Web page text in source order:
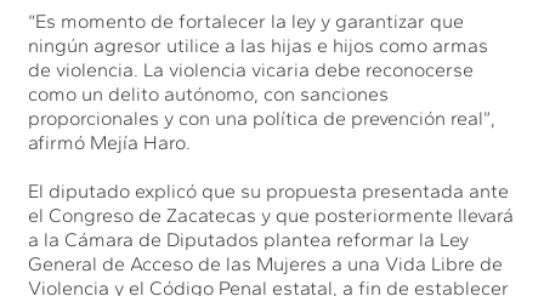
“Es momento de fortalecer la ley y garantizar que
ningún agresor utilice a las hijas e hijos como armas
de violencia. La violencia vicaria debe reconocerse
como un delito autónomo, con sanciones
proporcionales y con una política de prevención real”,
afirmó Mejía Haro.
El diputado explicó que su propuesta presentada ante
el Congreso de Zacatecas y que posteriormente llevará
a la Cámara de Diputados plantea reformar la Ley
General de Acceso de las Mujeres a una Vida Libre de
Violencia y el Código Penal estatal, a fin de establecer